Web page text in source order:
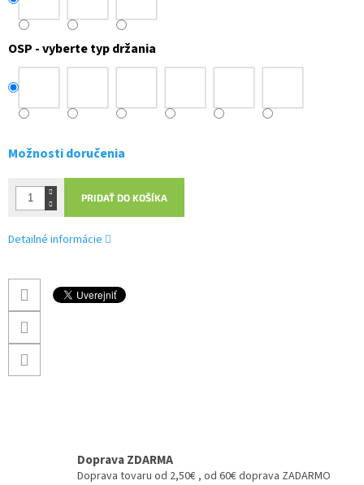
OSP - vyberte typ držania
Možnosti doručenia
PRIDAŤ DO KOŠÍKA
Detailné informácie
Doprava ZDARMA
Doprava tovaru od 2,50€ , od 60€ doprava ZADARMO